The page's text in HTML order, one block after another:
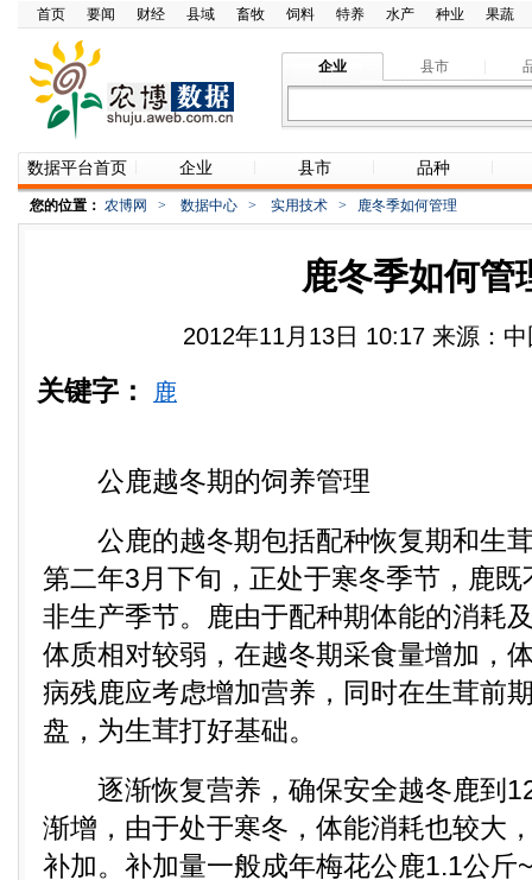
首页 要闻 财经 县域 畜牧 饲料 特养 水产 种业 果蔬
企业 县市
数据平台首页 企业 县市 品种
您的位置： 农博网 > 数据中心 > 实用技术 > 鹿冬季如何管理
鹿冬季如何管
2012年11月13日 10:17 来源：
关键字： 鹿
公鹿越冬期的饲养管理
公鹿的越冬期包括配种恢复期和生
第二年3月下旬，正处于寒冬季节，鹿
非生产季节。鹿由于配种期体能的消耗
体质相对较弱，在越冬期采食量增加，
病残鹿应考虑增加营养，同时在生茸前
盘，为生茸打好基础。
逐渐恢复营养，确保安全越冬鹿到
渐增，由于处于寒冬，体能消耗也较大
补加。补加量一般成年梅花公鹿1.1公斤